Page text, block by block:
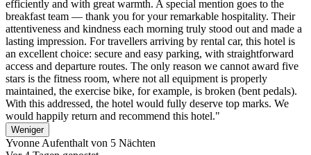
efficiently and with great warmth. A special mention goes to the
breakfast team — thank you for your remarkable hospitality. Their
attentiveness and kindness each morning truly stood out and made a
lasting impression. For travellers arriving by rental car, this hotel is
an excellent choice: secure and easy parking, with straightforward
access and departure routes. The only reason we cannot award five
stars is the fitness room, where not all equipment is properly
maintained, the exercise bike, for example, is broken (bent pedals).
With this addressed, the hotel would fully deserve top marks. We
would happily return and recommend this hotel."
Weniger
Yvonne Aufenthalt von 5 Nächten